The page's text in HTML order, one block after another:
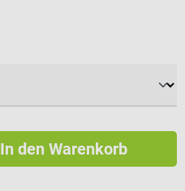
In den Warenkorb